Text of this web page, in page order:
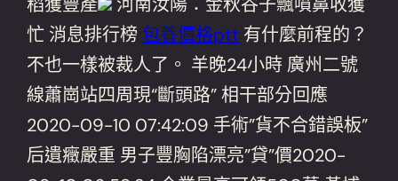
忙 消息排行榜 包養價格ptt 有什麼前程的？
不也一樣被裁人了。 羊晚24小時 廣州二號
線蕭崗站四周現“斷頭路” 相干部分回應
2020-09-10 07:42:09 手術”貨不合錯誤板”
后遺癥嚴重 男子豐胸陷漂亮”貸”價2020-